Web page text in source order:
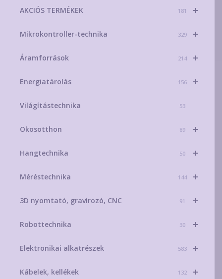
+
AKCIÓS TERMÉKEK 181
+
Mikrokontroller-technika 329
+
Áramforrások 214
+
Energiatárolás 156
Világítástechnika 53
+
Okosotthon 89
+
Hangtechnika 50
+
Méréstechnika 144
+
3D nyomtató, gravírozó, CNC 91
+
Robottechnika 30
+
Elektronikai alkatrészek 583
+
Kábelek, kellékek 132